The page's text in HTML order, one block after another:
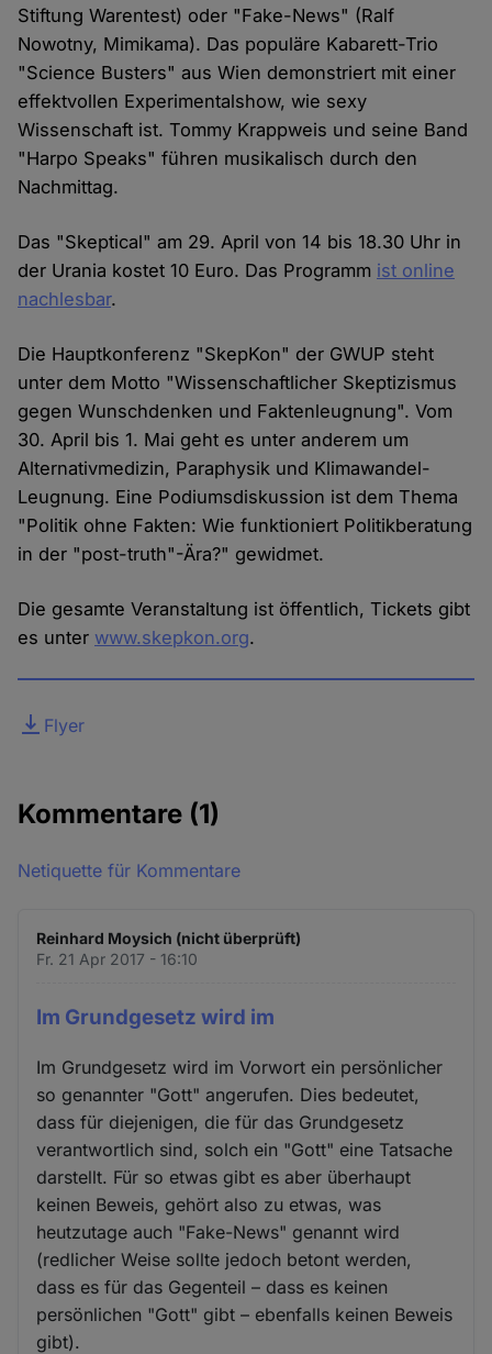
Stiftung Warentest) oder "Fake-News" (Ralf
Nowotny, Mimikama). Das populäre Kabarett-Trio
"Science Busters" aus Wien demonstriert mit einer
effektvollen Experimentalshow, wie sexy
Wissenschaft ist. Tommy Krappweis und seine Band
"Harpo Speaks" führen musikalisch durch den
Nachmittag.
Das "Skeptical" am 29. April von 14 bis 18.30 Uhr in
der Urania kostet 10 Euro. Das Programm ist online
nachlesbar.
Die Hauptkonferenz "SkepKon" der GWUP steht
unter dem Motto "Wissenschaftlicher Skeptizismus
gegen Wunschdenken und Faktenleugnung". Vom
30. April bis 1. Mai geht es unter anderem um
Alternativmedizin, Paraphysik und Klimawandel-
Leugnung. Eine Podiumsdiskussion ist dem Thema
"Politik ohne Fakten: Wie funktioniert Politikberatung
in der "post-truth"-Ära?" gewidmet.
Die gesamte Veranstaltung ist öffentlich, Tickets gibt
es unter www.skepkon.org.
DateiFlyer
Kommentare (1)
Netiquette für Kommentare
Reinhard Moysich (nicht überprüft)
Fr. 21 Apr 2017 - 16:10
Im Grundgesetz wird im
Im Grundgesetz wird im Vorwort ein persönlicher
so genannter "Gott" angerufen. Dies bedeutet,
dass für diejenigen, die für das Grundgesetz
verantwortlich sind, solch ein "Gott" eine Tatsache
darstellt. Für so etwas gibt es aber überhaupt
keinen Beweis, gehört also zu etwas, was
heutzutage auch "Fake-News" genannt wird
(redlicher Weise sollte jedoch betont werden,
dass es für das Gegenteil – dass es keinen
persönlichen "Gott" gibt – ebenfalls keinen Beweis
gibt).